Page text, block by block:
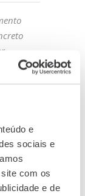
e
sociais e
com os
e de
plano
depois
ações.
a